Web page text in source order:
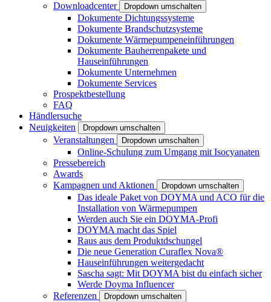
Downloadcenter
Dropdown umschalten
Dokumente Dichtungssysteme
Dokumente Brandschutzsysteme
Dokumente Wärmepumpeneinführungen
Dokumente Bauherrenpakete und
Hauseinführungen
Dokumente Unternehmen
Dokumente Services
Prospektbestellung
FAQ
Händlersuche
Neuigkeiten
Dropdown umschalten
Veranstaltungen Dropdown umschalten
Online-Schulung zum Umgang mit Isocyanaten
Pressebereich
Awards
Kampagnen und Aktionen
Dropdown umschalten
Das ideale Paket von DOYMA und ACO für die
Installation von Wärmepumpen
Werden auch Sie ein DOYMA-Profi
DOYMA macht das Spiel
Raus aus dem Produktdschungel
Die neue Generation Curaflex Nova®
Hauseinführungen weitergedacht
Sascha sagt: Mit DOYMA bist du einfach sicher
Werde Doyma Influencer
Referenzen
Dropdown umschalten